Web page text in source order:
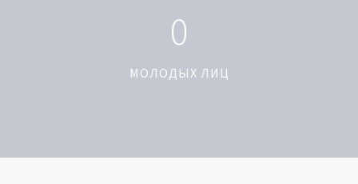
0
МОЛОДЫХ ЛИЦ